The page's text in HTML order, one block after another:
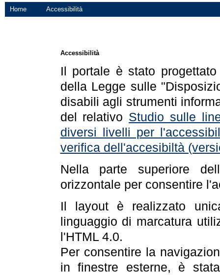
Home Accessibilità
Accessibilità
Il portale è stato
della Legge sulle
disabili agli strumenti
del relativo Studio sulle
diversi livelli per
verifica dell'accesibiltà
Nella parte superiore
orizzontale per consentire
Il layout è realizzato
linguaggio di marcatura
l'HTML 4.0.
Per consentire la
in finestre esterne, è